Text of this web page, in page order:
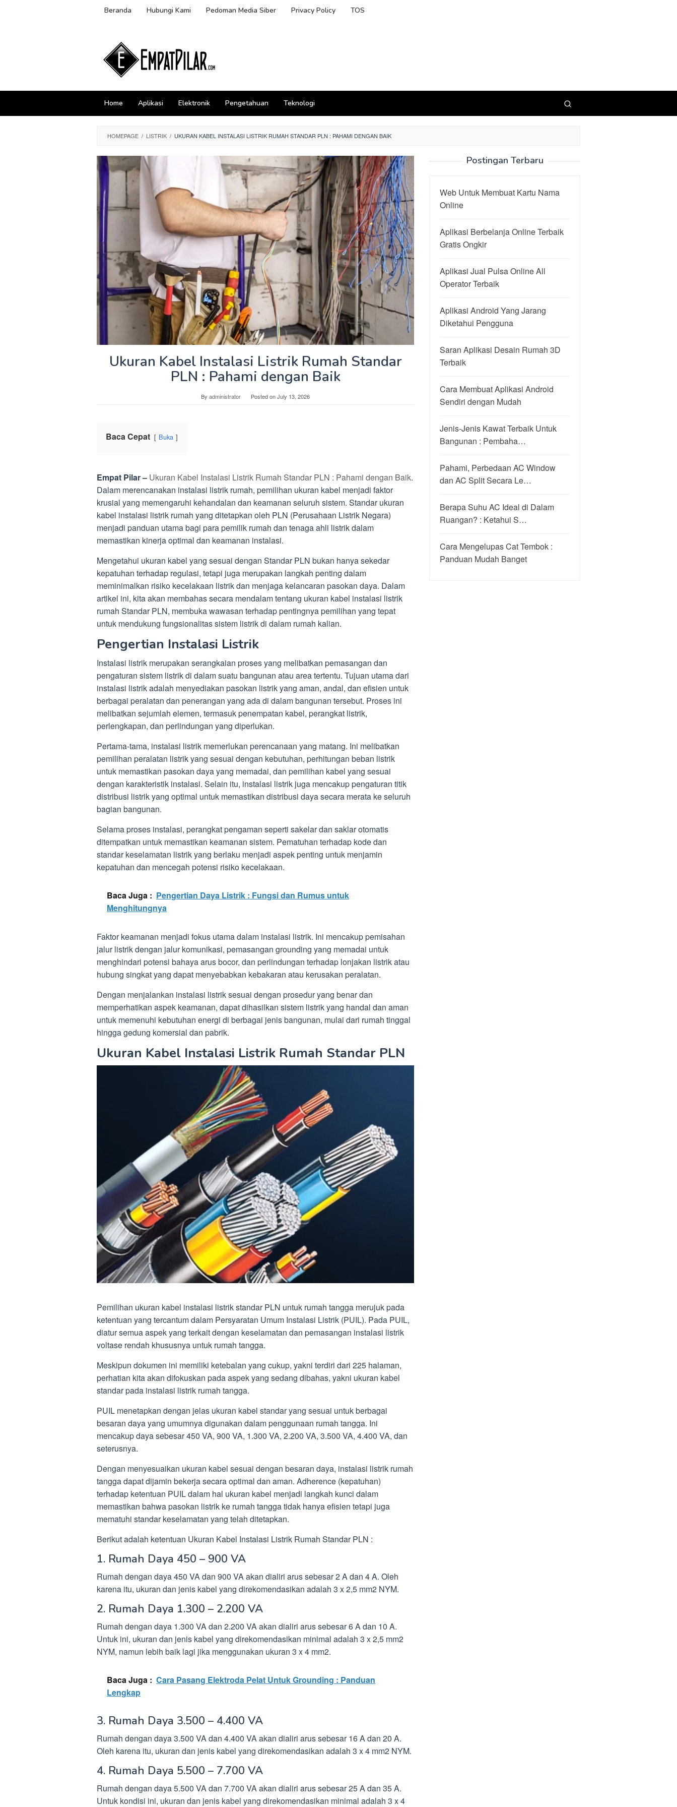
Beranda Hubungi Kami Pedoman Media Siber Privacy Policy TOS
Home Aplikasi Elektronik Pengetahuan Teknologi
HOMEPAGE / LISTRIK / UKURAN KABEL INSTALASI LISTRIK RUMAH STANDAR PLN : PAHAMI DENGAN BAIK
Ukuran Kabel Instalasi Listrik Rumah Standar
PLN : Pahami dengan Baik
By administrator Posted onJuly 13, 2026
Baca Cepat Buka
Empat Pilar – Ukuran Kabel Instalasi Listrik Rumah Standar PLN : Pahami dengan Baik.
Dalam merencanakan instalasi listrik rumah, pemilihan ukuran kabel menjadi faktor
krusial yang memengaruhi kehandalan dan keamanan seluruh sistem. Standar ukuran
kabel instalasi listrik rumah yang ditetapkan oleh PLN (Perusahaan Listrik Negara)
menjadi panduan utama bagi para pemilik rumah dan tenaga ahli listrik dalam
memastikan kinerja optimal dan keamanan instalasi.
Mengetahui ukuran kabel yang sesuai dengan Standar PLN bukan hanya sekedar
kepatuhan terhadap regulasi, tetapi juga merupakan langkah penting dalam
meminimalkan risiko kecelakaan listrik dan menjaga kelancaran pasokan daya. Dalam
artikel ini, kita akan membahas secara mendalam tentang ukuran kabel instalasi listrik
rumah Standar PLN, membuka wawasan terhadap pentingnya pemilihan yang tepat
untuk mendukung fungsionalitas sistem listrik di dalam rumah kalian.
Pengertian Instalasi Listrik
Instalasi listrik merupakan serangkaian proses yang melibatkan pemasangan dan
pengaturan sistem listrik di dalam suatu bangunan atau area tertentu. Tujuan utama dari
instalasi listrik adalah menyediakan pasokan listrik yang aman, andal, dan efisien untuk
berbagai peralatan dan penerangan yang ada di dalam bangunan tersebut. Proses ini
melibatkan sejumlah elemen, termasuk penempatan kabel, perangkat listrik,
perlengkapan, dan perlindungan yang diperlukan.
Pertama-tama, instalasi listrik memerlukan perencanaan yang matang. Ini melibatkan
pemilihan peralatan listrik yang sesuai dengan kebutuhan, perhitungan beban listrik
untuk memastikan pasokan daya yang memadai, dan pemilihan kabel yang sesuai
dengan karakteristik instalasi. Selain itu, instalasi listrik juga mencakup pengaturan titik
distribusi listrik yang optimal untuk memastikan distribusi daya secara merata ke seluruh
bagian bangunan.
Selama proses instalasi, perangkat pengaman seperti sakelar dan saklar otomatis
ditempatkan untuk memastikan keamanan sistem. Pematuhan terhadap kode dan
standar keselamatan listrik yang berlaku menjadi aspek penting untuk menjamin
kepatuhan dan mencegah potensi risiko kecelakaan.
Baca Juga : Pengertian Daya Listrik : Fungsi dan Rumus untuk
Menghitungnya
Faktor keamanan menjadi fokus utama dalam instalasi listrik. Ini mencakup pemisahan
jalur listrik dengan jalur komunikasi, pemasangan grounding yang memadai untuk
menghindari potensi bahaya arus bocor, dan perlindungan terhadap lonjakan listrik atau
hubung singkat yang dapat menyebabkan kebakaran atau kerusakan peralatan.
Dengan menjalankan instalasi listrik sesuai dengan prosedur yang benar dan
memperhatikan aspek keamanan, dapat dihasilkan sistem listrik yang handal dan aman
untuk memenuhi kebutuhan energi di berbagai jenis bangunan, mulai dari rumah tinggal
hingga gedung komersial dan pabrik.
Ukuran Kabel Instalasi Listrik Rumah Standar PLN
Pemilihan ukuran kabel instalasi listrik standar PLN untuk rumah tangga merujuk pada
ketentuan yang tercantum dalam Persyaratan Umum Instalasi Listrik (PUIL). Pada PUIL,
diatur semua aspek yang terkait dengan keselamatan dan pemasangan instalasi listrik
voltase rendah khususnya untuk rumah tangga.
Meskipun dokumen ini memiliki ketebalan yang cukup, yakni terdiri dari 225 halaman,
perhatian kita akan difokuskan pada aspek yang sedang dibahas, yakni ukuran kabel
standar pada instalasi listrik rumah tangga.
PUIL menetapkan dengan jelas ukuran kabel standar yang sesuai untuk berbagai
besaran daya yang umumnya digunakan dalam penggunaan rumah tangga. Ini
mencakup daya sebesar 450 VA, 900 VA, 1.300 VA, 2.200 VA, 3.500 VA, 4.400 VA, dan
seterusnya.
Dengan menyesuaikan ukuran kabel sesuai dengan besaran daya, instalasi listrik rumah
tangga dapat dijamin bekerja secara optimal dan aman. Adherence (kepatuhan)
terhadap ketentuan PUIL dalam hal ukuran kabel menjadi langkah kunci dalam
memastikan bahwa pasokan listrik ke rumah tangga tidak hanya efisien tetapi juga
mematuhi standar keselamatan yang telah ditetapkan.
Berikut adalah ketentuan Ukuran Kabel Instalasi Listrik Rumah Standar PLN :
1. Rumah Daya 450 – 900 VA
Rumah dengan daya 450 VA dan 900 VA akan dialiri arus sebesar 2 A dan 4 A. Oleh
karena itu, ukuran dan jenis kabel yang direkomendasikan adalah 3 x 2,5 mm2 NYM.
2. Rumah Daya 1.300 – 2.200 VA
Rumah dengan daya 1.300 VA dan 2.200 VA akan dialiri arus sebesar 6 A dan 10 A.
Untuk ini, ukuran dan jenis kabel yang direkomendasikan minimal adalah 3 x 2,5 mm2
NYM, namun lebih baik lagi jika menggunakan ukuran 3 x 4 mm2.
Baca Juga : Cara Pasang Elektroda Pelat Untuk Grounding : Panduan
Lengkap
3. Rumah Daya 3.500 – 4.400 VA
Rumah dengan daya 3.500 VA dan 4.400 VA akan dialiri arus sebesar 16 A dan 20 A.
Oleh karena itu, ukuran dan jenis kabel yang direkomendasikan adalah 3 x 4 mm2 NYM.
4. Rumah Daya 5.500 – 7.700 VA
Rumah dengan daya 5.500 VA dan 7.700 VA akan dialiri arus sebesar 25 A dan 35 A.
Untuk kondisi ini, ukuran dan jenis kabel yang direkomendasikan minimal adalah 3 x 4
Postingan Terbaru
Web Untuk Membuat Kartu Nama
Online
Aplikasi Berbelanja Online Terbaik
Gratis Ongkir
Aplikasi Jual Pulsa Online All
Operator Terbaik
Aplikasi Android Yang Jarang
Diketahui Pengguna
Saran Aplikasi Desain Rumah 3D
Terbaik
Cara Membuat Aplikasi Android
Sendiri dengan Mudah
Jenis-Jenis Kawat Terbaik Untuk
Bangunan : Pembaha…
Pahami, Perbedaan AC Window
dan AC Split Secara Le…
Berapa Suhu AC Ideal di Dalam
Ruangan? : Ketahui S…
Cara Mengelupas Cat Tembok :
Panduan Mudah Banget